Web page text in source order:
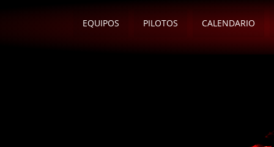
EQUIPOS PILOTOS CALENDARIO